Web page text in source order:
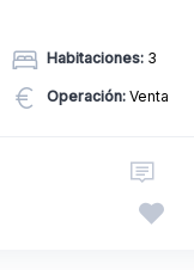
Habitaciones:3
Operación:Venta